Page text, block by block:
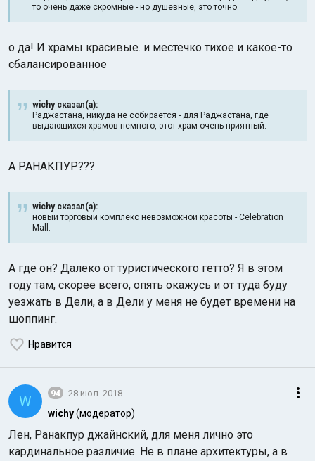
то очень даже скромные - но душевные, это точно.
о да! И храмы красивые. и местечко тихое и какое-то
сбалансированное
wichy сказал(а):
Раджастана, никуда не собирается - для Раджастана, где
выдающихся храмов немного, этот храм очень приятный.
А РАНАКПУР???
wichy сказал(а):
новый торговый комплекс невозможной красоты - Celebration
Mall.
А где он? Далеко от туристического гетто? Я в этом
году там, скорее всего, опять окажусь и от туда буду
уезжать в Дели, а в Дели у меня не будет времени на
шоппинг.
Нравится
W 94 28 июл. 2018
wichy(модератор)
Лен, Ранакпур джайнский, для меня лично это
кардинальное различие. Не в плане архитектуры, а в